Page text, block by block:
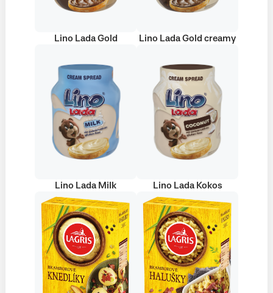
Lino Lada Gold Lino Lada Gold creamy
Lino Lada Milk Lino Lada Kokos